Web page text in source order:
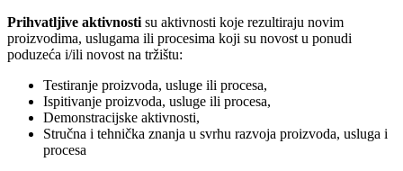
Prihvatljive aktivnosti su aktivnosti koje rezultiraju novim
proizvodima, uslugama ili procesima koji su novost u ponudi
poduzeća i/ili novost na tržištu:
Testiranje proizvoda, usluge ili procesa,
Ispitivanje proizvoda, usluge ili procesa,
Demonstracijske aktivnosti,
Stručna i tehnička znanja u svrhu razvoja proizvoda, usluga i
procesa